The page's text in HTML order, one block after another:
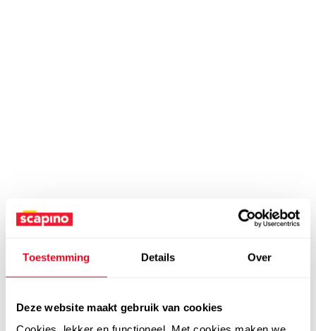
Toestemming Details Over
Deze website maakt gebruik van cookies